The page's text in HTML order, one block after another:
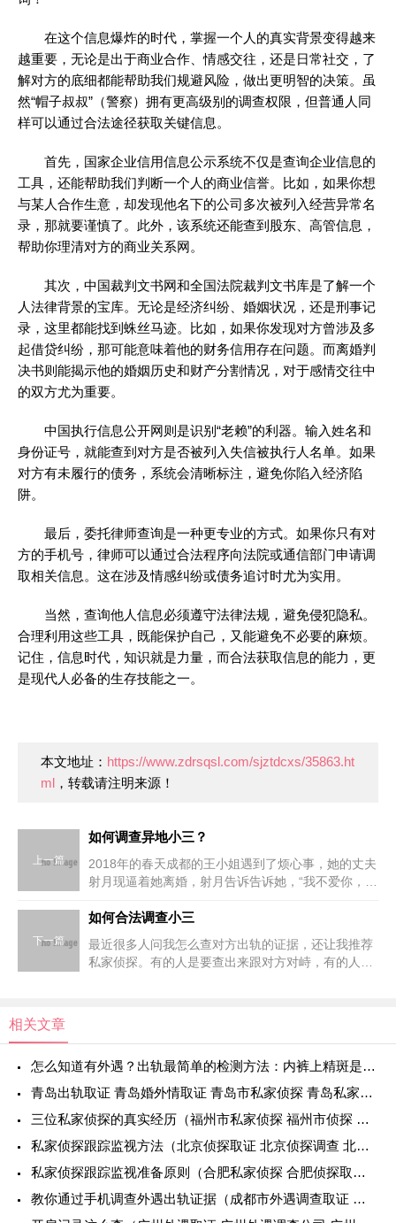
在这个信息爆炸的时代，掌握一个人的真实背景变得越来
越重要，无论是出于商业合作、情感交往，还是日常社交，了
解对方的底细都能帮助我们规避风险，做出更明智的决策。虽
然“帽子叔叔”（警察）拥有更高级别的调查权限，但普通人同
样可以通过合法途径获取关键信息。
首先，国家企业信用信息公示系统不仅是查询企业信息的
工具，还能帮助我们判断一个人的商业信誉。比如，如果你想
与某人合作生意，却发现他名下的公司多次被列入经营异常名
录，那就要谨慎了。此外，该系统还能查到股东、高管信息，
帮助你理清对方的商业关系网。
其次，中国裁判文书网和全国法院裁判文书库是了解一个
人法律背景的宝库。无论是经济纠纷、婚姻状况，还是刑事记
录，这里都能找到蛛丝马迹。比如，如果你发现对方曾涉及多
起借贷纠纷，那可能意味着他的财务信用存在问题。而离婚判
决书则能揭示他的婚姻历史和财产分割情况，对于感情交往中
的双方尤为重要。
中国执行信息公开网则是识别“老赖”的利器。输入姓名和
身份证号，就能查到对方是否被列入失信被执行人名单。如果
对方有未履行的债务，系统会清晰标注，避免你陷入经济陷
阱。
最后，委托律师查询是一种更专业的方式。如果你只有对
方的手机号，律师可以通过合法程序向法院或通信部门申请调
取相关信息。这在涉及情感纠纷或债务追讨时尤为实用。
当然，查询他人信息必须遵守法律法规，避免侵犯隐私。
合理利用这些工具，既能保护自己，又能避免不必要的麻烦。
记住，信息时代，知识就是力量，而合法获取信息的能力，更
是现代人必备的生存技能之一。
本文地址： https://www.zdrsqsl.com/sjztdcxs/35863.ht
ml ，转载请注明来源！
上一篇
如何调查异地小三？
2018年的春天成都的王小姐遇到了烦心事，她的丈夫
射月现逼着她离婚，射月告诉告诉她，“我不爱你，从
活了。”王小姐闻听此话，非常震惊，自己跟丈夫一向
下一篇
如何合法调查小三
最近很多人问我怎么查对方出轨的证据，还让我推荐
私家侦探。有的人是要查出来跟对方对峙，有的人是
相关文章
怎么知道有外遇？出轨最简单的检测方法：内裤上精斑是证据
青岛出轨取证 青岛婚外情取证 青岛市私家侦探 青岛私家侦探 青岛侦探
三位私家侦探的真实经历（福州市私家侦探 福州市侦探 福州侦探取证 福州侦探调查）
私家侦探跟踪监视方法（北京侦探取证 北京侦探调查 北京侦探调查取证）
私家侦探跟踪监视准备原则（合肥私家侦探 合肥侦探取证）
教你通过手机调查外遇出轨证据（成都市外遇调查取证 成都外遇调查取证公司）